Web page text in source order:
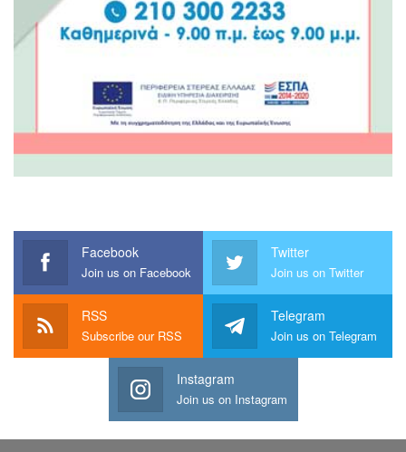
Facebook
Join us on Facebook
Twitter
Join us on Twitter
RSS
Subscribe our RSS
Telegram
Join us on Telegram
Instagram
Join us on Instagram